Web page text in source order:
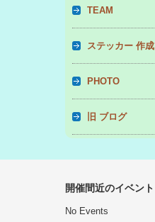
TEAM
ステッカー 作成
PHOTO
旧 ブログ
開催間近のイベント
No Events